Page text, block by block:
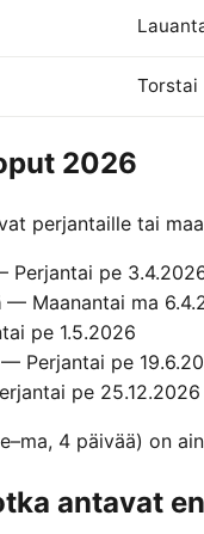
Torstai
2026
perjantaille tai
Perjantai pe
— Maanantai ma
pe 1.5.2026
— Perjantai pe
pe 25.12.2026
4 päivää) on
antavat